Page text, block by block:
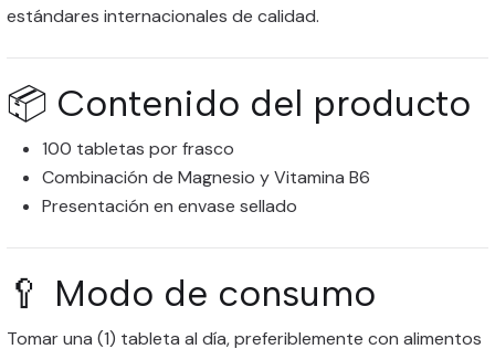
estándares internacionales de calidad.
📦 Contenido del producto
100 tabletas por frasco
Combinación de Magnesio y Vitamina B6
Presentación en envase sellado
🥄 Modo de consumo
Tomar una (1) tableta al día, preferiblemente con alimentos